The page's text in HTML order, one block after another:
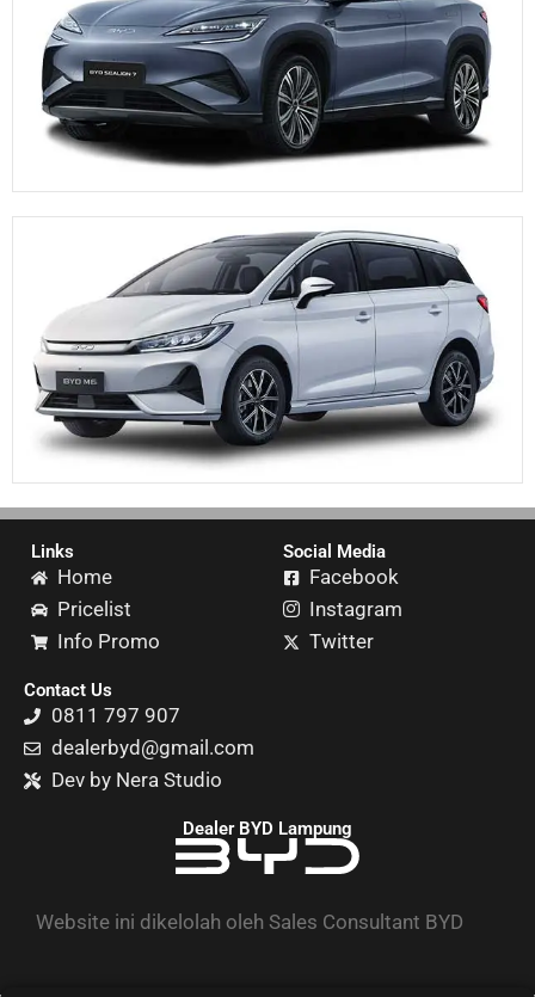
Links
Home
Pricelist
Info Promo
Social Media
Facebook
Instagram
Twitter
Contact Us
0811 797 907
dealerbyd@gmail.com
Dev by Nera Studio
Dealer BYD Lampung
Website ini dikelolah oleh Sales Consultant BYD